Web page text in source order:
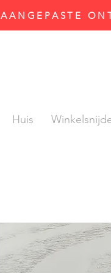
AANGEPASTE
Huis